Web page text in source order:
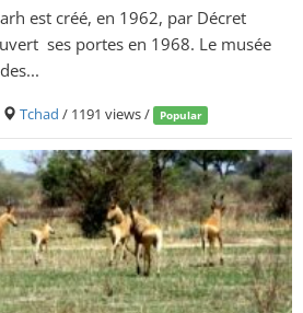
est créé, en 1962, par Décret
ses portes en 1968. Le musée
Tchad / 1191 views / Popular